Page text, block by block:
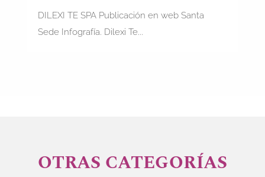
DILEXI TE SPA Publicación en web Santa
Sede Infografía. Dilexi Te...
OTRAS CATEGORÍAS